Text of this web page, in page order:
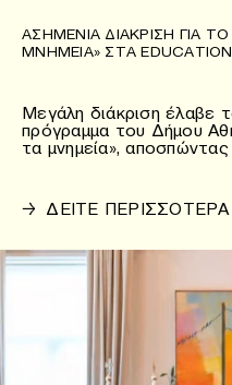
ΑΣΗΜΈΝΙΑ ΔΙΆΚΡΙΣΗ ΓΙΑ
ΜΝΗΜΕΊΑ» ΣΤΑ EDUCATION
Μεγάλη διάκριση έλαβε
πρόγραμμα του Δήμου
τα μνημεία»,
→ ΔΕΙΤΕ ΠΕΡΙΣΣΟΤΕΡΑ